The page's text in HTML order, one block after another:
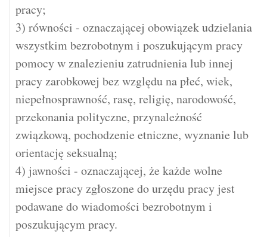
pracy;
3) równości - oznaczającej obowiązek udzielania
wszystkim bezrobotnym i poszukującym pracy
pomocy w znalezieniu zatrudnienia lub innej
pracy zarobkowej bez względu na płeć, wiek,
niepełnosprawność, rasę, religię, narodowość,
przekonania polityczne, przynależność
związkową, pochodzenie etniczne, wyznanie lub
orientację seksualną;
4) jawności - oznaczającej, że każde wolne
miejsce pracy zgłoszone do urzędu pracy jest
podawane do wiadomości bezrobotnym i
poszukującym pracy.